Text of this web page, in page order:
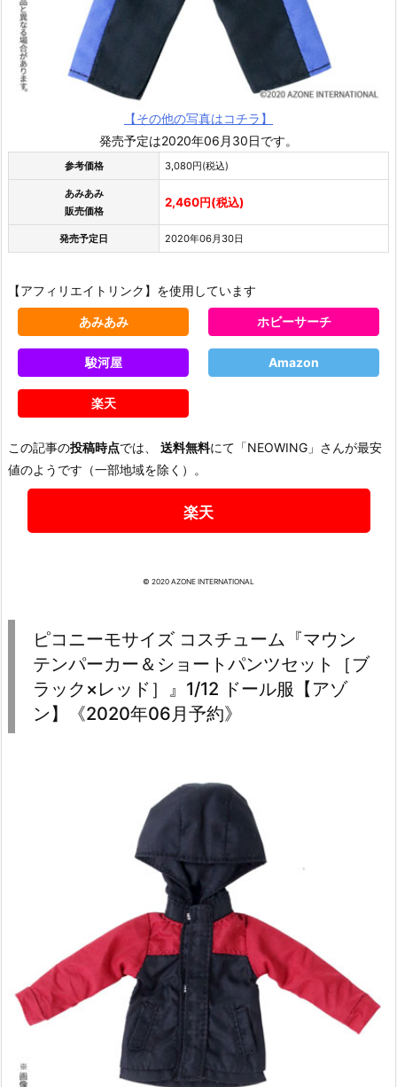
【その他の写真はコチラ】
発売予定は2020年06月30日です。
参考価格 3,080円(税込)
あみあみ
販売価格
2,460円(税込)
発売予定日 2020年06月30日
【アフィリエイトリンク】を使用しています
あみあみ ホビーサーチ
駿河屋 Amazon
楽天
この記事の投稿時点では、 送料無料にて「NEOWING」さんが最安
値のようです（一部地域を除く）。
楽天
© 2020 AZONE INTERNATIONAL
ピコニーモサイズ コスチューム『マウン
テンパーカー＆ショートパンツセット［ブ
ラック×レッド］』1/12 ドール服【アゾ
ン】《2020年06月予約》